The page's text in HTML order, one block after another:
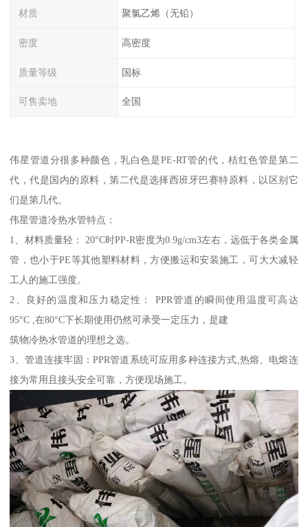
材质 聚氯乙烯（无铅）
密度 高密度
质量等级 国标
可售卖地 全国
伟星管道分很多种颜色，乳白色是PE-RT管的代，桔红色管是第二
代，代是国内的原料，第二代是选择西班牙巴赛特原料，以区别它
们是第几代。
伟星管道冷热水管特点：
1、材料质量轻： 20°C时PP-R密度为0.9g/cm3左右，远低于各类金属
管，也小于PE等其他塑料材料，方便搬运和安装施工，可大大减轻
工人的施工强度。
2、良好的温度和压力稳定性： PPR管道的瞬间使用温度可高达
95°C ,在80°C下长期使用仍然可承受一定压力，是建
筑物冷热水管道的理想之选。
3、管道连接牢固：PPR管道系统可应用多种连接方式,热熔、电熔连
接为常用且接头安全可靠，方便现场施工。